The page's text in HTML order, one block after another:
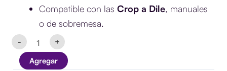
Compatible con lasCrop a Dile, manuales
o de sobremesa.
-
Wide
Eyelets
Purple
-
+
Agregar